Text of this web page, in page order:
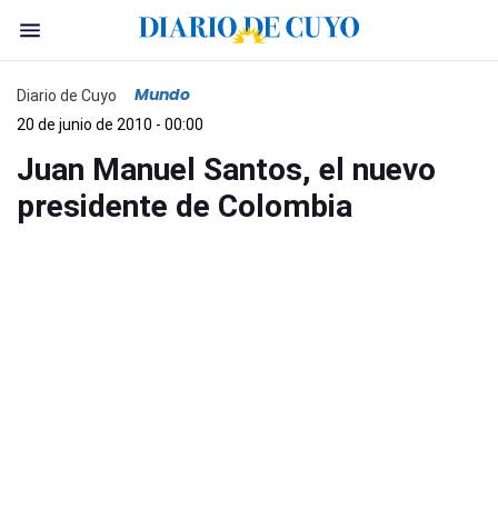
Diario de Cuyo Mundo
20 de junio de 2010 - 00:00
Juan Manuel Santos, el nuevo
presidente de Colombia